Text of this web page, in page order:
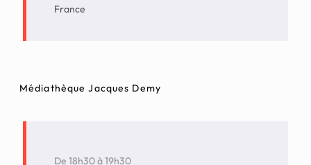
France
Médiathèque Jacques Demy
De 18h30à19h30